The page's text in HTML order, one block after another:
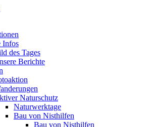
Infos
des Tages
Berichte
Naturschutz
Naturwerktage
Bau von Nisthilfen
Bau von Nisthilfen